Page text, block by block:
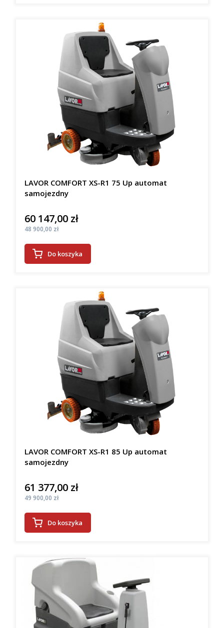
LAVOR COMFORT XS-R1 75 Up automat
samojezdny
Cena
60 147,00 zł
Cena
48 900,00 zł
Do koszyka
LAVOR COMFORT XS-R1 85 Up automat
samojezdny
Cena
61 377,00 zł
Cena
49 900,00 zł
Do koszyka